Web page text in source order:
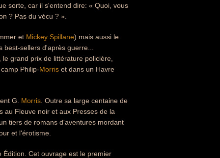
sorte, car il s'entend dire: « Quoi, vous
? Pas du vécu ? ».
et Mickey Spillane) mais aussi le
sellers d'après guerre...
grand prix de littérature policière,
Philip-Morris et dans un Havre
G. Morris . Outre sa large centaine de
Fleuve noir et aux Presses de la
tiers de romans d'aventures mordant
et l'érotisme.
Cet ouvrage est le premier